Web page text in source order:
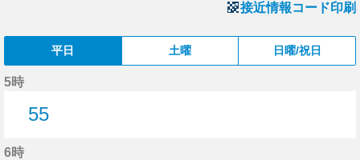
接近情報コード印刷
平日 土曜 日曜/祝日
5時
55
6時